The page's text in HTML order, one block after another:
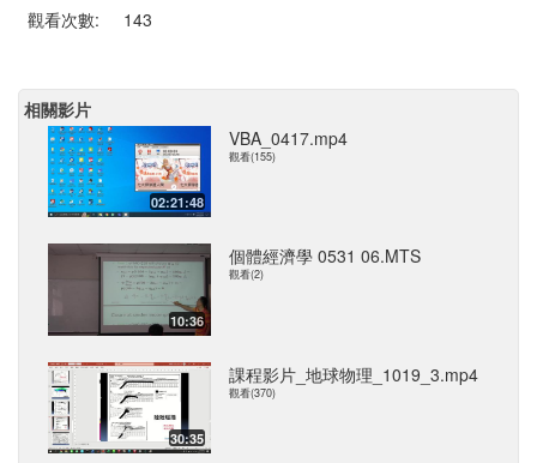
觀看次數:
143
相關影片
02:21:48
VBA_0417.mp4
觀看(155)
10:36
個體經濟學 0531 06.MTS
觀看(2)
30:35
課程影片_地球物理_1019_3.mp4
觀看(370)